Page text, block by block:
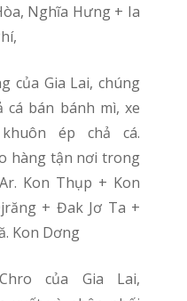
Nghĩa Hưng + Ia
cá bán bánh mì, xe
ép chả cá.
hàng tận nơi trong
Kon Thụp + Kon
+ Đak Jơ Ta +
Kon Dơng